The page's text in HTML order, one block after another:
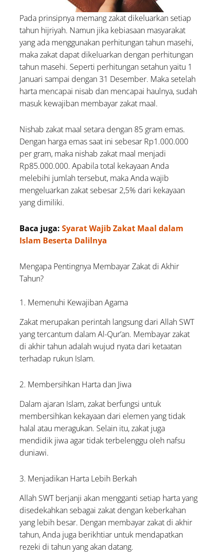
Pada prinsipnya memang zakat dikeluarkan setiap
tahun hijriyah. Namun jika kebiasaan masyarakat
yang ada menggunakan perhitungan tahun masehi,
maka zakat dapat dikeluarkan dengan perhitungan
tahun masehi. Seperti perhitungan setahun yaitu 1
Januari sampai dengan 31 Desember. Maka setelah
harta mencapai nisab dan mencapai haulnya, sudah
masuk kewajiban membayar zakat maal.
Nishab zakat maal setara dengan 85 gram emas.
Dengan harga emas saat ini sebesar Rp1.000.000
per gram, maka nishab zakat maal menjadi
Rp85.000.000. Apabila total kekayaan Anda
melebihi jumlah tersebut, maka Anda wajib
mengeluarkan zakat sebesar 2,5% dari kekayaan
yang dimiliki.
Baca juga:Syarat Wajib Zakat Maal dalam
Islam Beserta Dalilnya
Mengapa Pentingnya Membayar Zakat di Akhir
Tahun?
1. Memenuhi Kewajiban Agama
Zakat merupakan perintah langsung dari Allah SWT
yang tercantum dalam Al-Qur’an. Membayar zakat
di akhir tahun adalah wujud nyata dari ketaatan
terhadap rukun Islam.
2. Membersihkan Harta dan Jiwa
Dalam ajaran Islam, zakat berfungsi untuk
membersihkan kekayaan dari elemen yang tidak
halal atau meragukan. Selain itu, zakat juga
mendidik jiwa agar tidak terbelenggu oleh nafsu
duniawi.
3. Menjadikan Harta Lebih Berkah
Allah SWT berjanji akan mengganti setiap harta yang
disedekahkan sebagai zakat dengan keberkahan
yang lebih besar. Dengan membayar zakat di akhir
tahun, Anda juga berikhtiar untuk mendapatkan
rezeki di tahun yang akan datang.